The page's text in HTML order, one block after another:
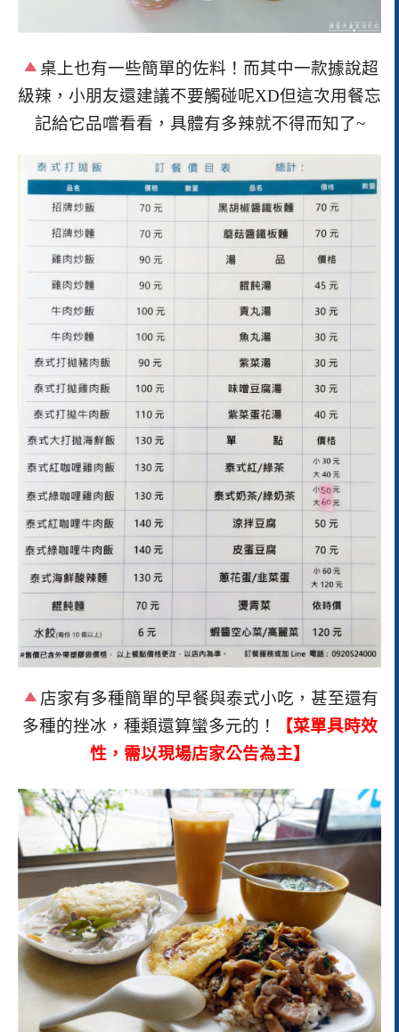
桌上也有一些簡單的佐料！而其中一款據說超
級辣，小朋友還建議不要觸碰呢XD但這次用餐忘
記給它品嚐看看，具體有多辣就不得而知了~
店家有多種簡單的早餐與泰式小吃，甚至還有
多種的挫冰，種類還算蠻多元的！
【菜單具時效
性，需以現場店家公告為主】